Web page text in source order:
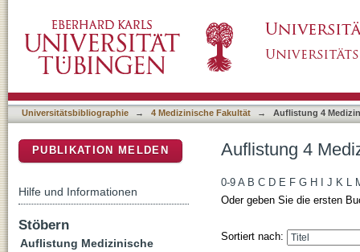
Universitätsbibliographie → 4 Medizinische Fakultät → Auflistung 4
Auflistung 4
0-9 A B C D E F G H J K L
Oder geben Sie die ersten
Sortiert nach:
PUBLIKATION MELDEN
Hilfe und Informationen
Stöbern
Auflistung Medizinische